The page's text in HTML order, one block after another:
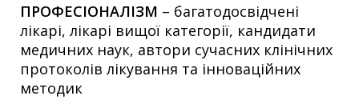
ПРОФЕСІОНАЛІЗМ – багатодосвідчені
лікарі, лікарі вищої категорії, кандидати
медичних наук, автори сучасних клінічних
протоколів лікування та інноваційних
методик